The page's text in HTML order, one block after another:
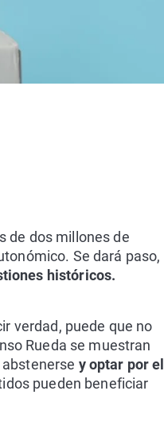
de dos millones de
Se dará paso,
históricos.
verdad, puede que no
Rueda se muestran
y optar por el
pueden beneficiar